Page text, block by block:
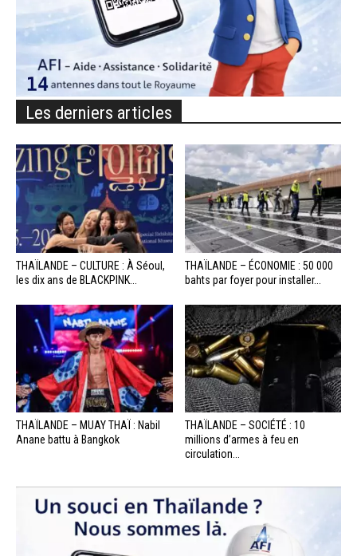
Les derniers articles
THAÏLANDE – CULTURE : À Séoul,
les dix ans de BLACKPINK...
THAÏLANDE – ÉCONOMIE : 50 000
bahts par foyer pour installer...
THAÏLANDE – MUAY THAÏ : Nabil
Anane battu à Bangkok
THAÏLANDE – SOCIÉTÉ : 10
millions d’armes à feu en
circulation...